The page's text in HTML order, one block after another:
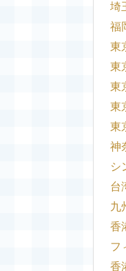
埼
福
東
東
東
東
東
神
シ
台
九
香
フ
香